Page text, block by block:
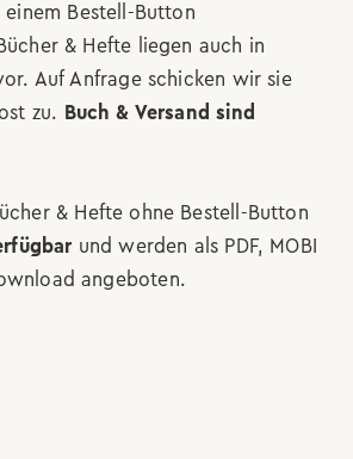
einem Bestell-Button
& Hefte liegen auch in
Auf Anfrage schicken wir sie
zu. Buch & Versand sind
& Hefte ohne Bestell-Button
und werden als PDF, MOBI
angeboten.